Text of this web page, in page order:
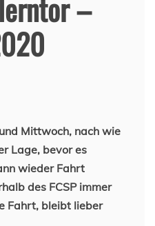
–
Mittwoch, nach wie
Lage, bevor es
wieder Fahrt
des FCSP immer
Fahrt, bleibt lieber